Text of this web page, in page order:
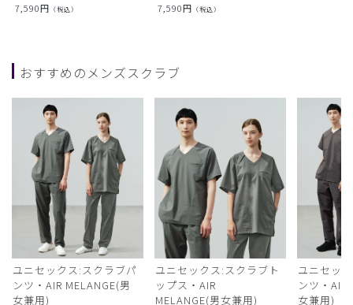
7,590円 （税込） 7,590円 （税込）
おすすめのメンズスクラブ
ユニセックス:スクラブパ
ンツ・AIR MELANGE(男
女兼用)
ユニセックス:スクラブト
ップス・AIR
MELANGE(男女兼用)
ユニセッ
ンツ・AIR
女兼用)